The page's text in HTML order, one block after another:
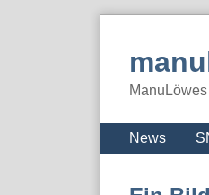
Navigation
News